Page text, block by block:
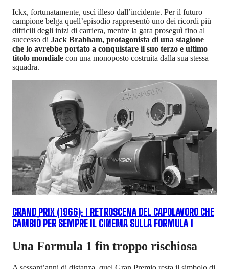
Ickx, fortunatamente, uscì illeso dall’incidente. Per il futuro
campione belga quell’episodio rappresentò uno dei ricordi più
difficili degli inizi di carriera, mentre la gara proseguì fino al
successo di Jack Brabham, protagonista di una stagione
che lo avrebbe portato a conquistare il suo terzo e ultimo
titolo mondiale con una monoposto costruita dalla sua stessa
squadra.
GRAND PRIX (1966): I RETROSCENA DEL CAPOLAVORO CHE
CAMBIÒ PER SEMPRE IL CINEMA SULLA FORMULA 1
Una Formula 1 fin troppo rischiosa